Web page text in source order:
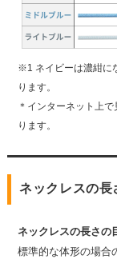
※1 ネイビーは濃紺に
ります。
＊インターネット上
ります。
ネックレスの長
ネックレスの長さの
標準的な体形の場合